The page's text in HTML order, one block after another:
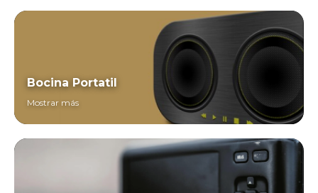
Bocina Portatil
Mostrar más